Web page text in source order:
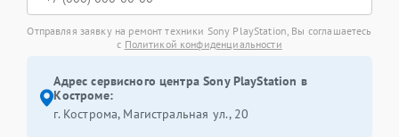
Отправляя заявку на ремонт техники Sony PlayStation, Вы соглашаетесь
с Политикой конфиденциальности
Адрес сервисного центра Sony PlayStation в
Костроме:
г. Кострома, Магистральная ул., 20